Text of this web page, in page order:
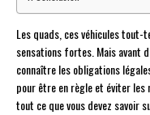
Les quads, ces véhicules
sensations fortes. Mais avant
connaître les obligations
pour être en règle et éviter les
tout ce que vous devez savoir